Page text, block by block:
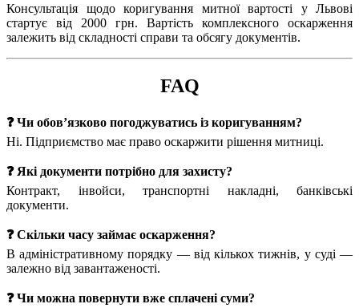
Консультація щодо коригування митної вартості у Львові
стартує від 2000 грн. Вартість комплексного оскарження
залежить від складності справи та обсягу документів.
FAQ
❓ Чи обов’язково погоджуватись із коригуванням?
Ні. Підприємство має право оскаржити рішення митниці.
❓ Які документи потрібно для захисту?
Контракт, інвойси, транспортні накладні, банківські
документи.
❓ Скільки часу займає оскарження?
В адміністративному порядку — від кількох тижнів, у суді —
залежно від завантаженості.
❓ Чи можна повернути вже сплачені суми?